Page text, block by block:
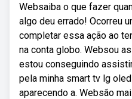
Websaiba o que fazer
algo deu errado! Ocorreu
completar essa ação ao
na conta globo. Websou
estou conseguindo
pela minha smart tv lg
aparecendo a. Websão